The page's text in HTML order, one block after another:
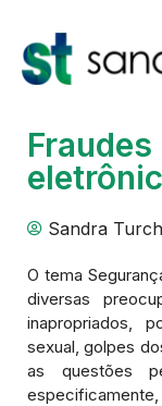
Sandra
O tema
diversas
inapropriados,
sexual, golpes
as questões